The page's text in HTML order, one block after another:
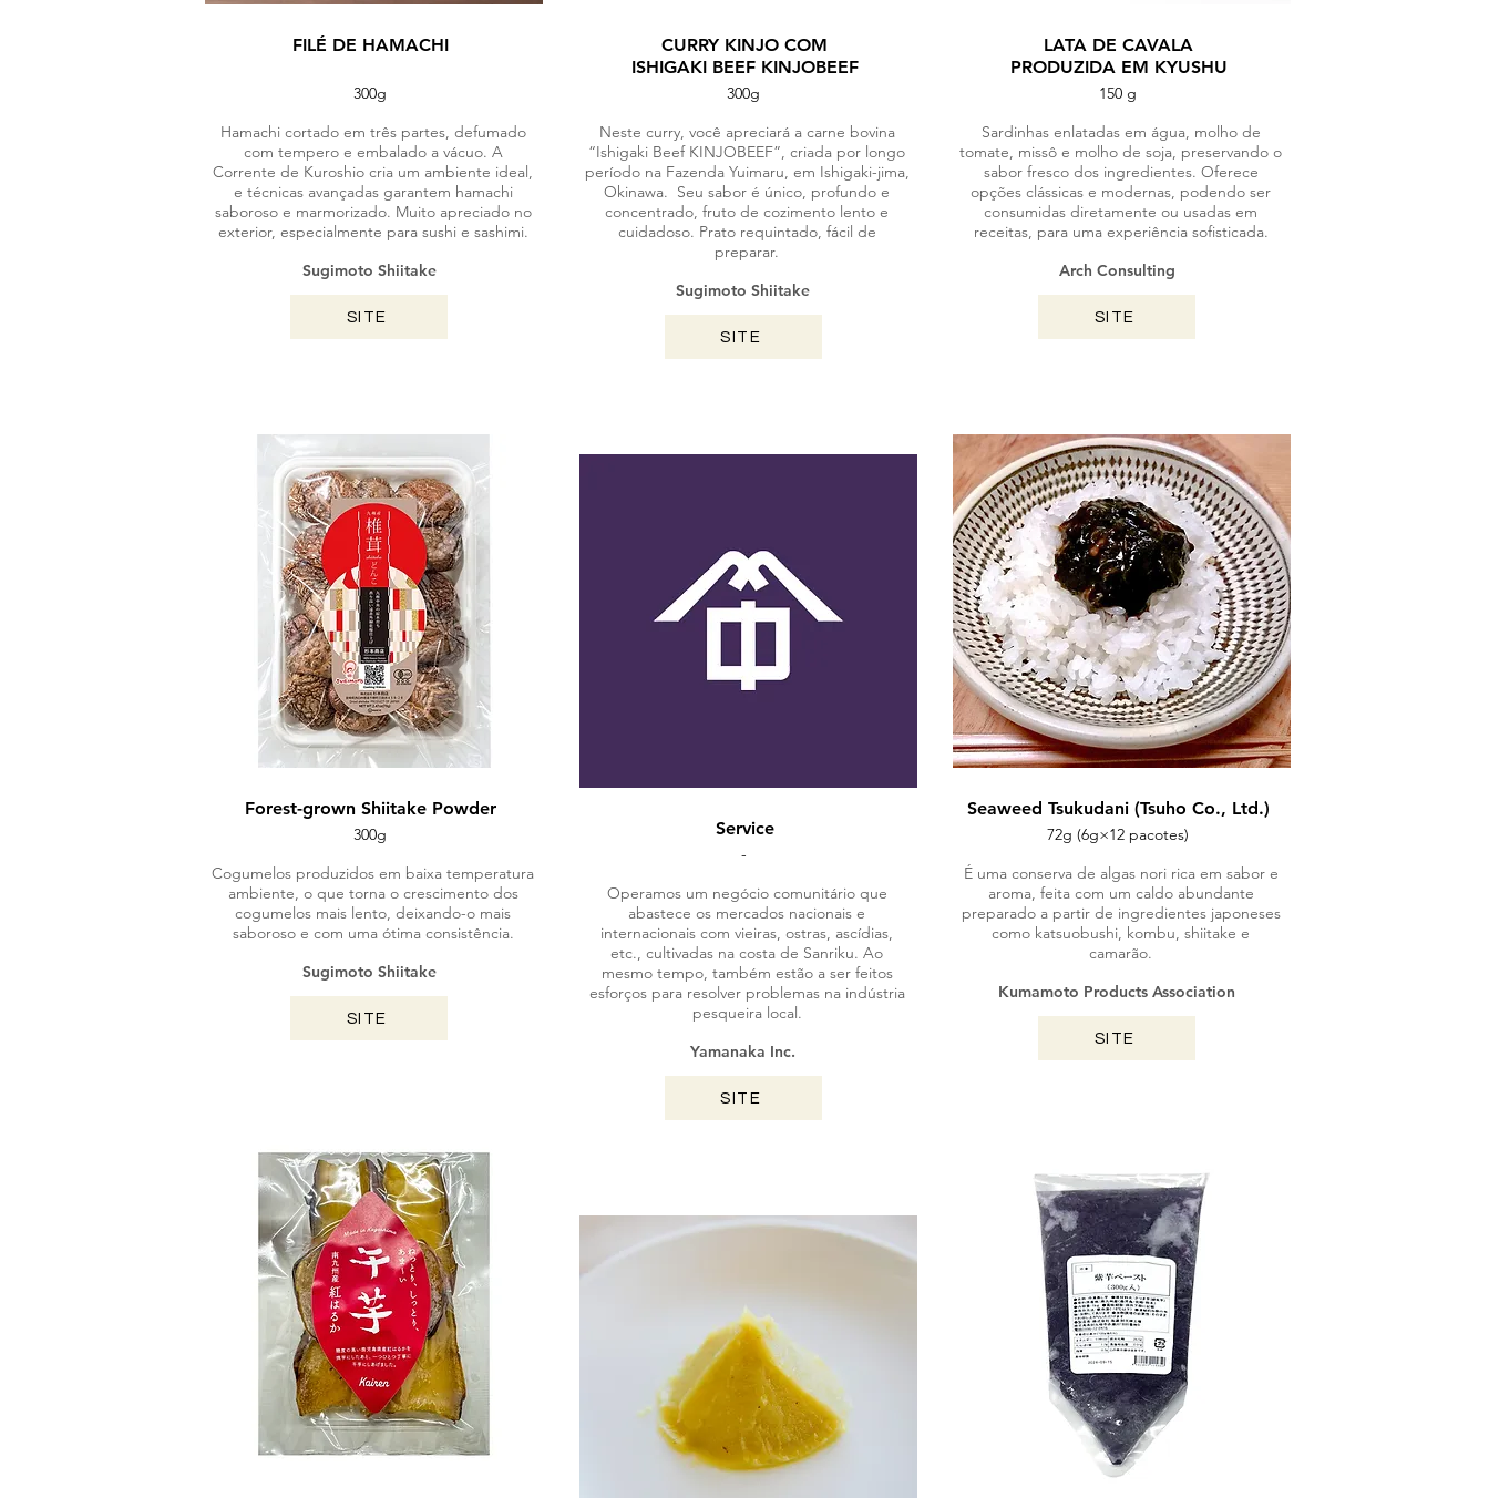
FILÉ DE HAMACHI
300g
Hamachi cortado em três partes, defumado
com tempero e embalado a vácuo. A
Corrente de Kuroshio cria um ambiente ideal,
e técnicas avançadas garantem hamachi
saboroso e marmorizado. Muito apreciado no
exterior, especialmente para sushi e sashimi.
Sugimoto Shiitake
SITE
Forest-grown Shiitake Powder
300g
Cogumelos produzidos em baixa temperatura
ambiente, o que torna o crescimento dos
cogumelos mais lento, deixando-o mais
saboroso e com uma ótima consistência.
Sugimoto Shiitake
SITE
CURRY KINJO COM
ISHIGAKI BEEF KINJOBEEF
300g
Neste curry, você apreciará a carne bovina
“Ishigaki Beef KINJOBEEF”, criada por longo
período na Fazenda Yuimaru, em Ishigaki-jima,
Okinawa. Seu sabor é único, profundo e
concentrado, fruto de cozimento lento e
cuidadoso. Prato requintado, fácil de
preparar.
Sugimoto Shiitake
SITE
Service
-
Operamos um negócio comunitário que
abastece os mercados nacionais e
internacionais com vieiras, ostras, ascídias,
etc., cultivadas na costa de Sanriku. Ao
mesmo tempo, também estão a ser feitos
esforços para resolver problemas na indústria
pesqueira local.
Yamanaka Inc.
SITE
LATA DE CAVALA
PRODUZIDA EM KYUSHU
150 g
Sardinhas enlatadas em água, molho de
tomate, missô e molho de soja, preservando o
sabor fresco dos ingredientes. Oferece
opções clássicas e modernas, podendo ser
consumidas diretamente ou usadas em
receitas, para uma experiência sofisticada.
Arch Consulting
SITE
Seaweed Tsukudani (Tsuho Co., Ltd.)
72g (6g×12 pacotes)
É uma conserva de algas nori rica em sabor e
aroma, feita com um caldo abundante
preparado a partir de ingredientes japoneses
como katsuobushi, kombu, shiitake e
camarão.
Kumamoto Products Association
SITE